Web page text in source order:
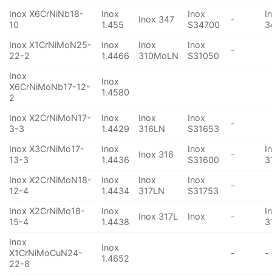
Inox X6CrNiNb18-
10
Inox
1.455
Inox 347
Inox
S34700
-
Inox X1CrNiMoN25-
22-2
Inox
1.4466
Inox
310MoLN
Inox
S31050
-
Inox
X6CrNiMoNb17-12-
2
Inox
1.4580
Inox X2CrNiMoN17-
3-3
Inox
1.4429
Inox
316LN
Inox
S31653
-
Inox X3CrNiMo17-
13-3
Inox
1.4436
Inox 316
Inox
S31600
-
Inox X2CrNiMoN18-
12-4
Inox
1.4434
Inox
317LN
Inox
S31753
-
Inox X2CrNiMo18-
15-4
Inox
1.4438
Inox 317L Inox -
Inox
X1CrNiMoCuN24-
22-8
Inox
1.4652
- -